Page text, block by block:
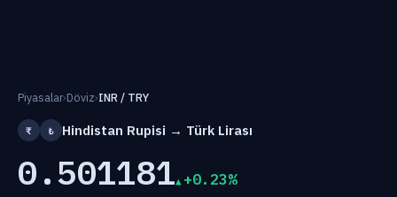
Piyasalar›Döviz›INR / TRY
₹ ₺ Hindistan Rupisi → Türk Lirası
0.501181 +0.23%